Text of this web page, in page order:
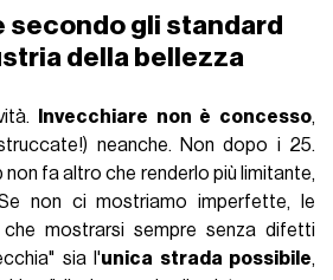
secondo gli standard
della bellezza
Invecchiare non è concesso,
neanche. Non dopo i 25.
fa altro che renderlo più limitante,
non ci mostriamo imperfette, le
che mostrarsi sempre senza difetti
sia l'unica strada possibile,